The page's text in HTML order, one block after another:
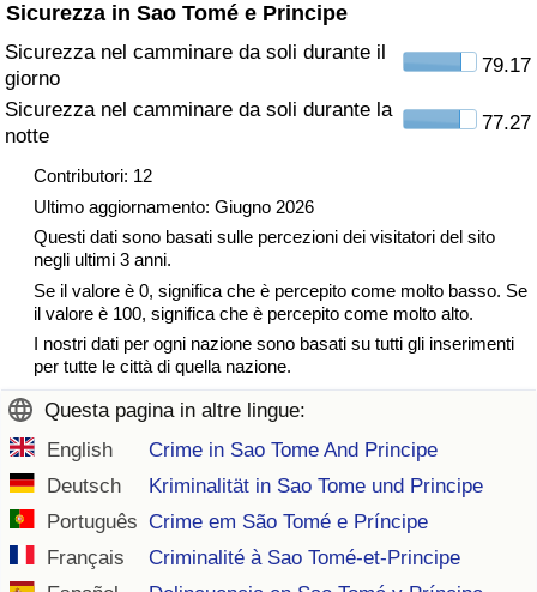
Sicurezza in Sao Tomé e Principe
Sicurezza nel camminare da soli durante il
giorno
79.17
Sicurezza nel camminare da soli durante la
notte
77.27
Contributori: 12
Ultimo aggiornamento: Giugno 2026
Questi dati sono basati sulle percezioni dei visitatori del sito
negli ultimi 3 anni.
Se il valore è 0, significa che è percepito come molto basso. Se
il valore è 100, significa che è percepito come molto alto.
I nostri dati per ogni nazione sono basati su tutti gli inserimenti
per tutte le città di quella nazione.
Questa pagina in altre lingue:
English
Crime in Sao Tome And Principe
Deutsch
Kriminalität in Sao Tome und Principe
Português Crime em São Tomé e Príncipe
Français
Criminalité à Sao Tomé-et-Principe
Indice dell’Inquinamento per Nazione
Traffico
Indice del Traffico
Indice del traffico (Corrente)
Indice del traffico per Nazione